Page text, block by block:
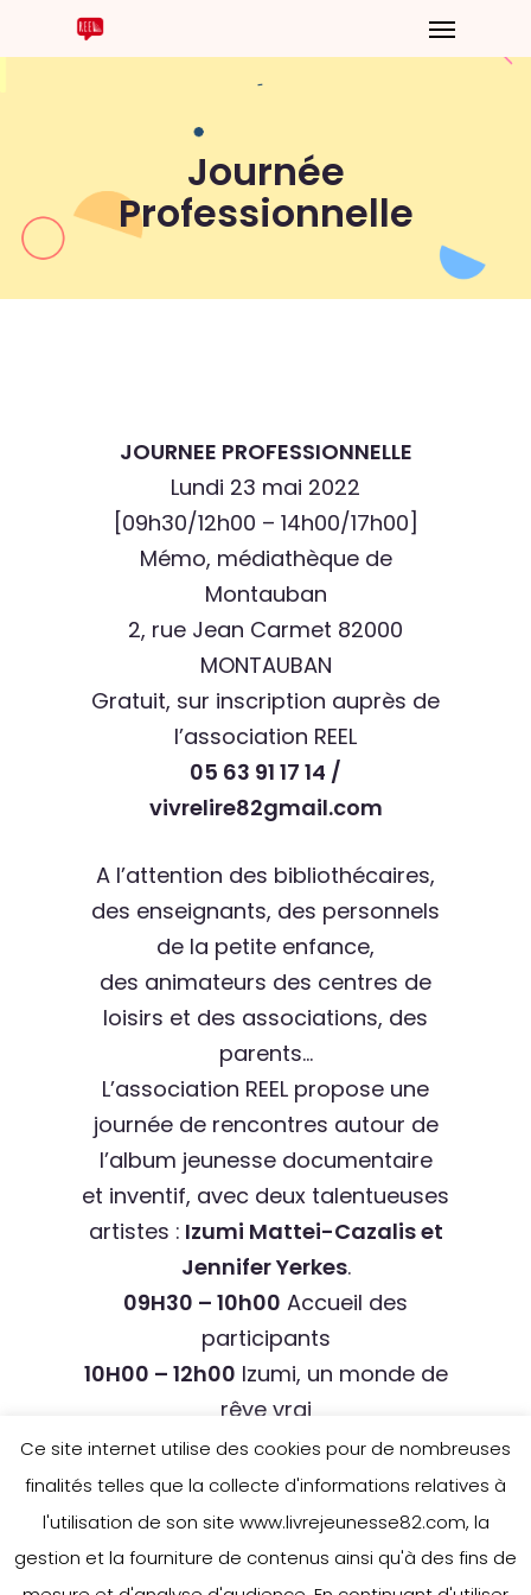
Journée
Professionnelle
JOURNEE PROFESSIONNELLE
Lundi 23 mai 2022
[09h30/12h00 – 14h00/17h00]
Mémo, médiathèque de
Montauban
2, rue Jean Carmet 82000
MONTAUBAN
Gratuit, sur inscription auprès de
l’association REEL
05 63 91 17 14 /
vivrelire82gmail.com
A l’attention des bibliothécaires,
des enseignants, des personnels
de la petite enfance,
des animateurs des centres de
loisirs et des associations, des
parents…
L’association REEL propose une
journée de rencontres autour de
l’album jeunesse documentaire
et inventif, avec deux talentueuses
artistes : Izumi Mattei-Cazalis et
Jennifer Yerkes.
09H30 – 10h00 Accueil des
participants
10H00 – 12h00 Izumi, un monde de
rêve vrai
Conférence de l’auteure-
illustratrice Izumi Matteis-Cazalis
12H00 – 14h00Pause déjeuner
14H00 – 17h00
Libre comme l’air
Ce site internet utilise des cookies pour de nombreuses
finalités telles que la collecte d'informations relatives à
l'utilisation de son site www.livrejeunesse82.com, la
gestion et la fourniture de contenus ainsi qu'à des fins de